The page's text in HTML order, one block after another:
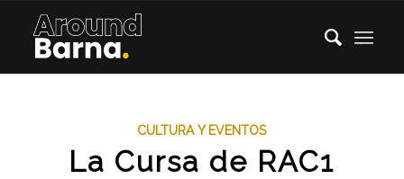
CULTURA Y EVENTOS
La Cursa de RAC1